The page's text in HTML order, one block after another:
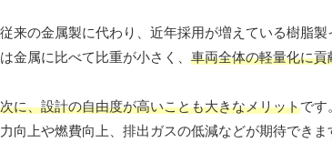
従来の金属製に代わり、近年採用が増えている樹脂
は金属に比べて比重が小さく、 車両全体の軽量化に貢
次に、設計の自由度が高いことも大きなメリットです
力向上や燃費向上、排出ガスの低減などが期待できま